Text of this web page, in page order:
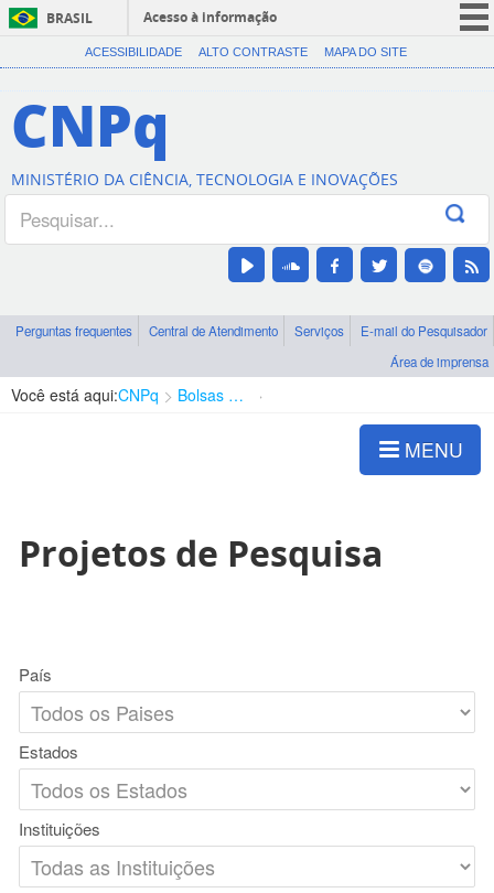
BRASIL
Acesso à informação
CORONAVÍRUS (COVID-19)
Canais
ACESSIBILIDADE ALTO CONTRASTE MAPA DO SITE
CNPq
MINISTÉRIO DA CIÊNCIA, TECNOLOGIA E INOVAÇÕES
Perguntas frequentes Central de Atendimento Serviços
E-mail do Pesquisador
Área de imprensa
Você está aqui:CNPq Bolsas e Auxílios Vigentes
MENU
Projetos de Pesquisa
País
Estados
Instituições